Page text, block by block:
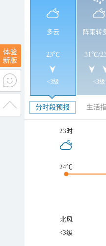
多云
23℃
<3级
阵雨转
31℃/
<3级
分时段预报 生活
23时
24℃
北风
<3级